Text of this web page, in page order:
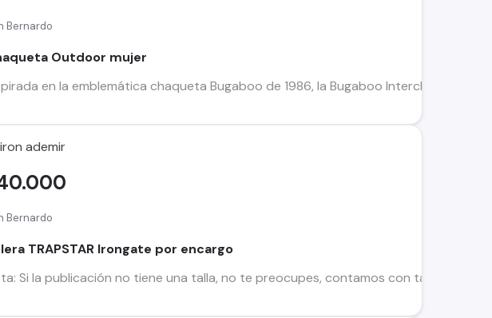
Bernardo
Outdoor mujer
en la emblemática chaqueta Bugaboo de 1986, la Bugaboo Interchange 80
ademir
Bernardo
TRAPSTAR Irongate por encargo
Si la publicación no tiene una talla, no te preocupes, contamos con tallas desde